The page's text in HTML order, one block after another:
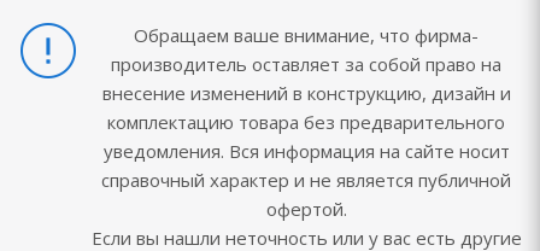
Обращаем ваше внимание, что фирма-
производитель оставляет за собой право на
внесение изменений в конструкцию, дизайн и
комплектацию товара без предварительного
уведомления. Вся информация на сайте носит
справочный характер и не является публичной
офертой.
Если вы нашли неточность или у вас есть другие